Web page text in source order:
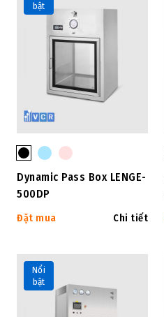
bật
Dynamic Pass Box LENGE-
500DP
Đặt mua Chi tiết
Nổi
bật